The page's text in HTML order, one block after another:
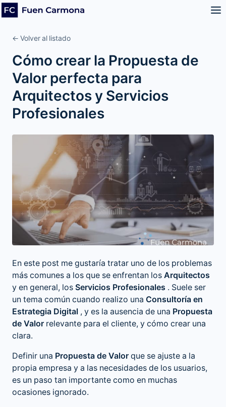
← Volver al listado
Cómo crear la Propuesta de
Valor perfecta para
Arquitectos y Servicios
Profesionales
En este post me gustaría tratar uno de los problemas
más comunes a los que se enfrentan los Arquitectos
y en general, los Servicios Profesionales . Suele ser
un tema común cuando realizo una Consultoría en
Estrategia Digital , y es la ausencia de una Propuesta
de Valor relevante para el cliente, y cómo crear una
clara.
Definir una Propuesta de Valor que se ajuste a la
propia empresa y a las necesidades de los usuarios,
es un paso tan importante como en muchas
ocasiones ignorado.